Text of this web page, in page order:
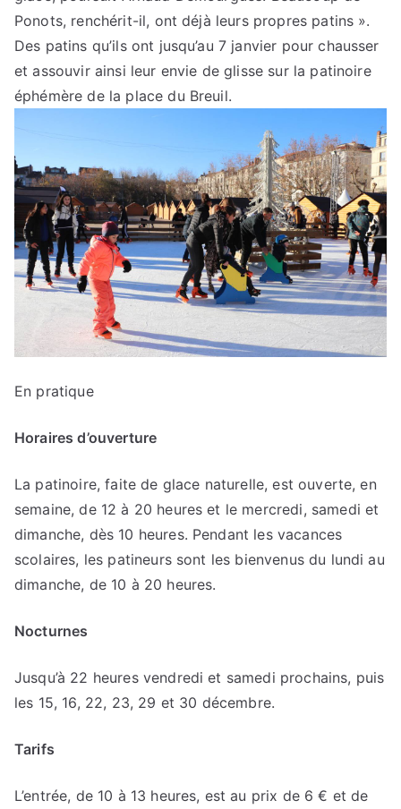
Ponots, renchérit-il, ont déjà leurs propres patins ».
Des patins qu’ils ont jusqu’au 7 janvier pour chausser
et assouvir ainsi leur envie de glisse sur la patinoire
éphémère de la place du Breuil.
En pratique
Horaires d’ouverture
La patinoire, faite de glace naturelle, est ouverte, en
semaine, de 12 à 20 heures et le mercredi, samedi et
dimanche, dès 10 heures. Pendant les vacances
scolaires, les patineurs sont les bienvenus du lundi au
dimanche, de 10 à 20 heures.
Nocturnes
Jusqu’à 22 heures vendredi et samedi prochains, puis
les 15, 16, 22, 23, 29 et 30 décembre.
Tarifs
L’entrée, de 10 à 13 heures, est au prix de 6 € et de